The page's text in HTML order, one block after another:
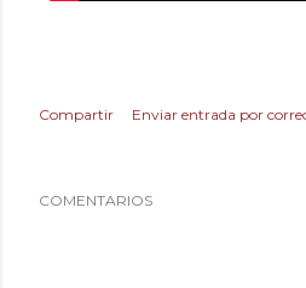
Compartir Enviar entrada por
COMENTARIOS